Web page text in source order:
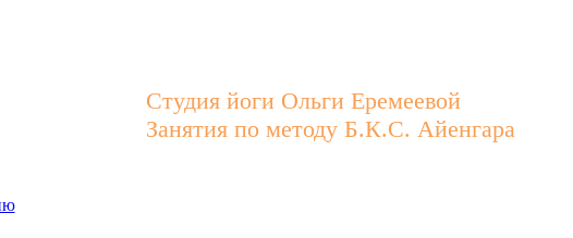
Студия йоги Ольги Еремеевой
Занятия по методу Б.К.С. Айенгара